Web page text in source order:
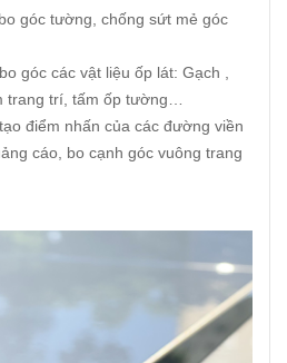
góc tường, chống sứt mẻ góc
góc các vật liệu ốp lát: Gạch ,
trang trí, tấm ốp tường…
điểm nhấn của các đường viền
cáo, bo cạnh góc vuông trang